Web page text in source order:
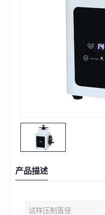
产品描述
试样压制直径